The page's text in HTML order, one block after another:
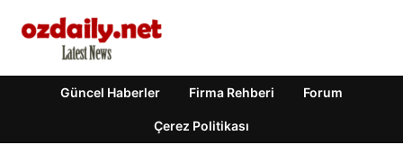
Güncel Haberler Firma Rehberi Forum
Çerez Politikası